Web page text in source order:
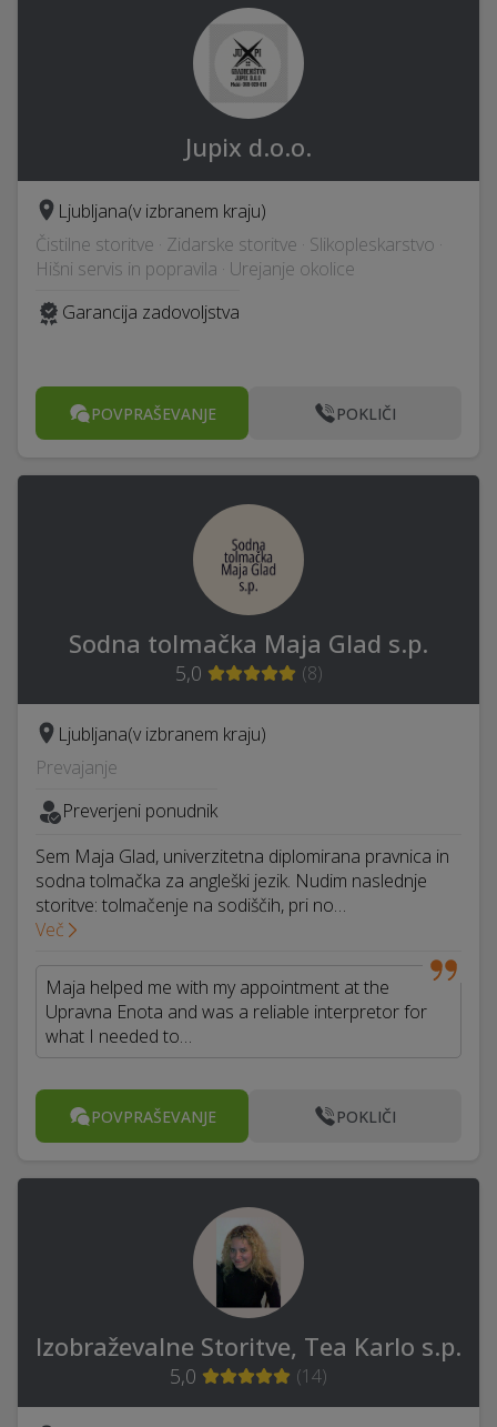
Jupix d.o.o.
Ljubljana(v izbranem kraju)
Čistilne storitve · Zidarske storitve · Slikopleskarstvo ·
Hišni servis in popravila · Urejanje okolice
Garancija zadovoljstva
POVPRAŠEVANJE POKLIČI
Sodna tolmačka Maja Glad s.p.
5,0 (8)
Ljubljana(v izbranem kraju)
Prevajanje
Preverjeni ponudnik
Sem Maja Glad, univerzitetna diplomirana pravnica in
sodna tolmačka za angleški jezik. Nudim naslednje
storitve: tolmačenje na sodiščih, pri no…
Več
Maja helped me with my appointment at the
Upravna Enota and was a reliable interpretor for
what I needed to…
POVPRAŠEVANJE POKLIČI
Izobraževalne Storitve, Tea Karlo s.p.
5,0 (14)